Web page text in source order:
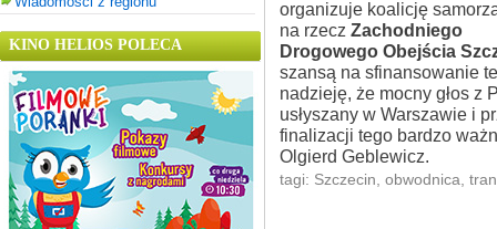
KINO HELIOS POLECA
organizuje koalicję
na rzecz Zachodniego
Drogowego Obejścia
szansą na sfinansowanie
nadzieję, że mocny głos z
usłyszany w Warszawie i
finalizacji tego bardzo
Olgierd Geblewicz.
tagi: Szczecin, obwodnica,